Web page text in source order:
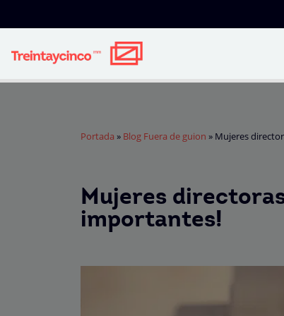
Portada » Blog Fuera de guion » Mujeres
Mujeres
importantes!